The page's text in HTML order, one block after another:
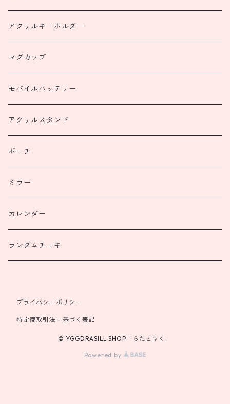
アクリルキーホルダー
マグカップ
モバイルバッテリー
アクリルスタンド
ポーチ
ミラー
カレンダー
ランダムチェキ
プライバシーポリシー
特定商取引法に基づく表記
© YGGDRASILL SHOP「らたとすく」
Powered by